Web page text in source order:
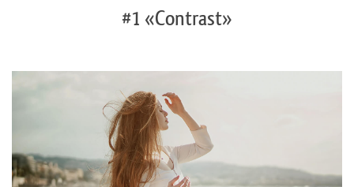
#1 «Contrast»